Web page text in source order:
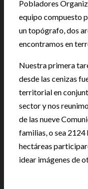
Pobladores
equipo compuesto
un topógrafo, dos
encontramos en
Nuestra primera
desde las cenizas
territorial en
sector y nos
de las nueve
familias, o sea
hectáreas
idear imágenes de